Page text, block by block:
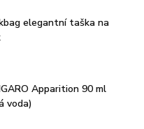
elegantní taška na
Apparition 90 ml
voda)